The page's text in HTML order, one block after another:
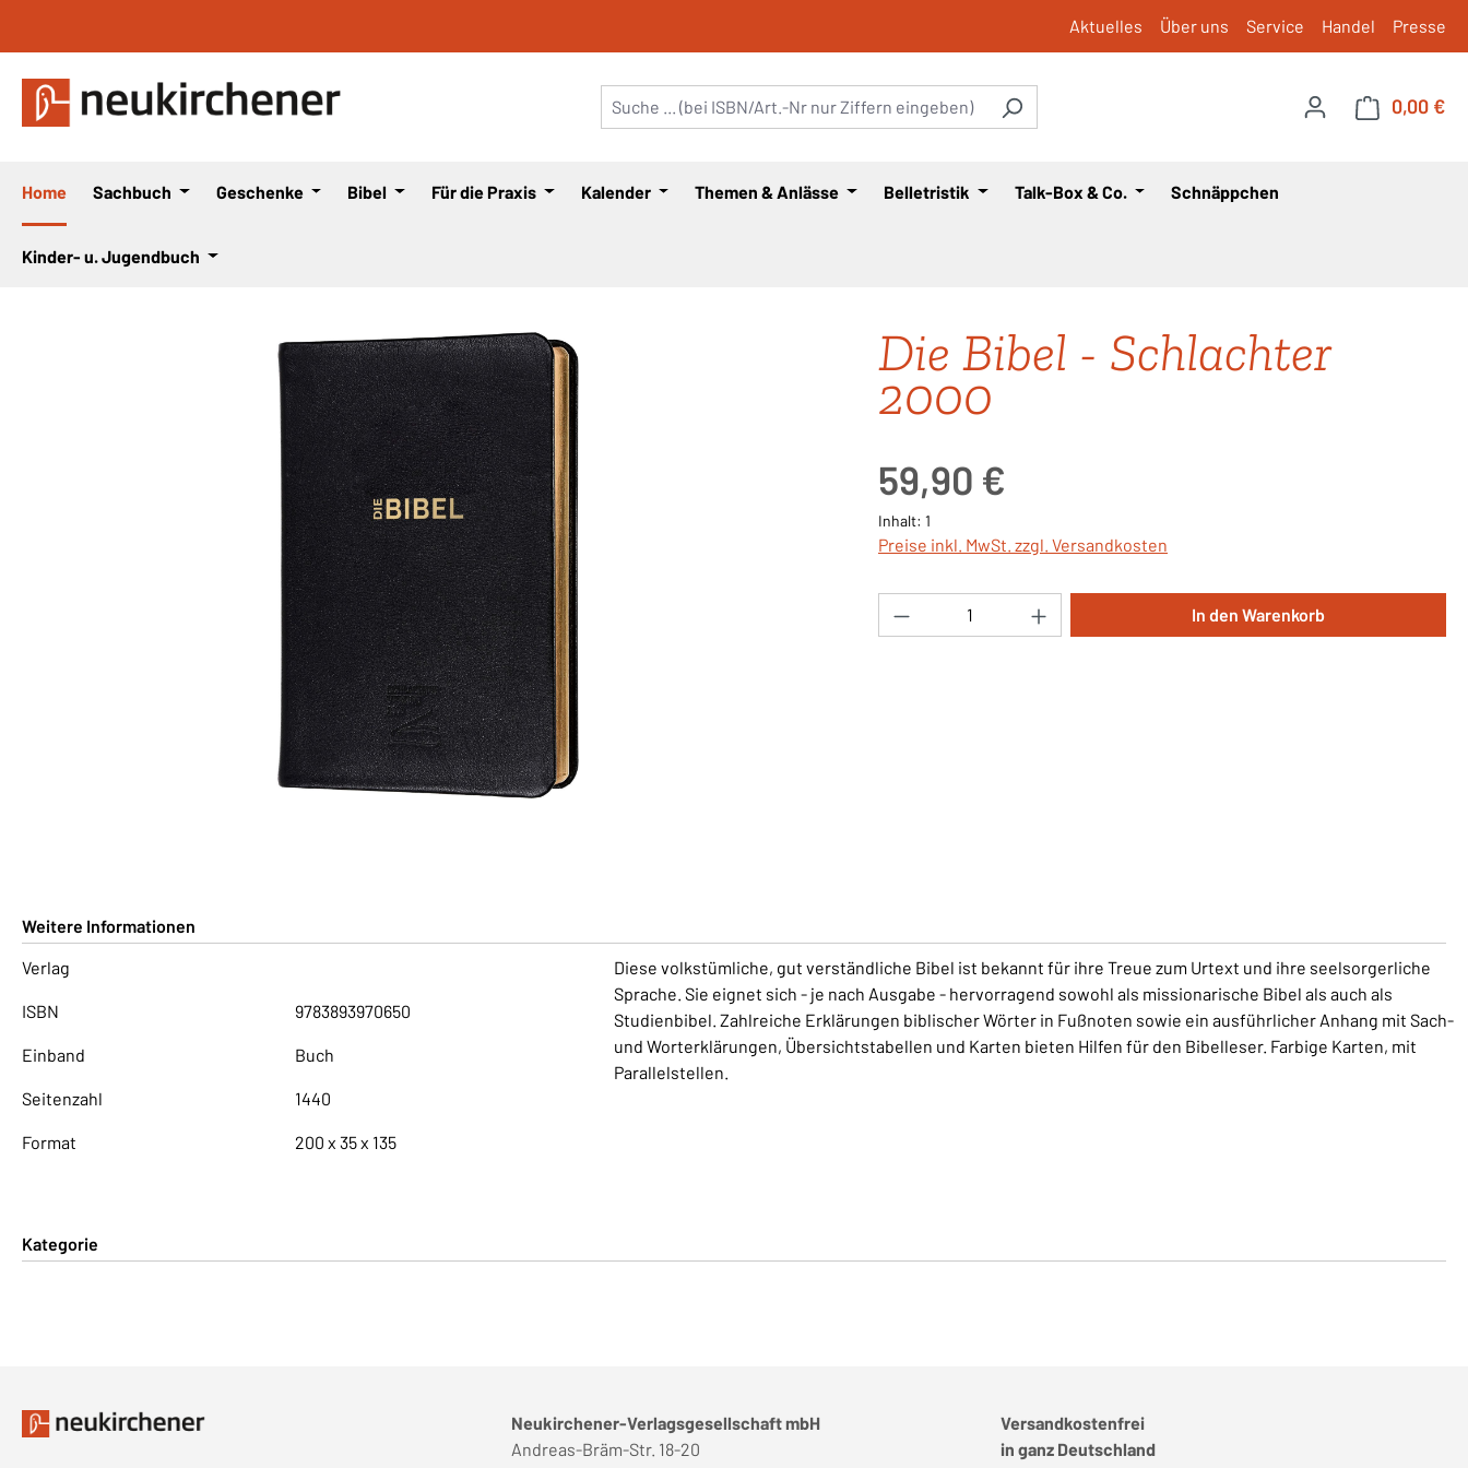
Aktuelles Über uns Service Handel Presse
0,00 €
Home Sachbuch Geschenke Bibel Für die Praxis Kalender Themen & Anlässe Belletristik Talk-Box & Co. Schnäppchen
Kinder- u. Jugendbuch
Die Bibel - Schlachter
2000
59,90 €
Inhalt: 1
Preise inkl. MwSt. zzgl. Versandkosten
Produkt Anzahl: Gib den gewünschten Wert ein
In den Warenkorb
Weitere Informationen
Verlag
ISBN 9783893970650
Einband Buch
Seitenzahl 1440
Format 200 x 35 x 135
Diese volkstümliche, gut verständliche Bibel ist bekannt für ihre Treue zum Urtext und ihre seelsorgerliche
Sprache. Sie eignet sich - je nach Ausgabe - hervorragend sowohl als missionarische Bibel als auch als
Studienbibel. Zahlreiche Erklärungen biblischer Wörter in Fußnoten sowie ein ausführlicher Anhang mit Sach-
und Worterklärungen, Übersichtstabellen und Karten bieten Hilfen für den Bibelleser. Farbige Karten, mit
Parallelstellen.
Kategorie
Neukirchener-Verlagsgesellschaft mbH
Andreas-Bräm-Str. 18-20
Versandkostenfrei
in ganz Deutschland